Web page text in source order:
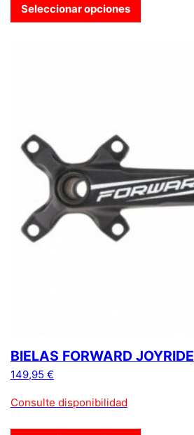
Seleccionar opciones
BIELAS FORWARD JOYRIDE
149,95 €
Consulte disponibilidad